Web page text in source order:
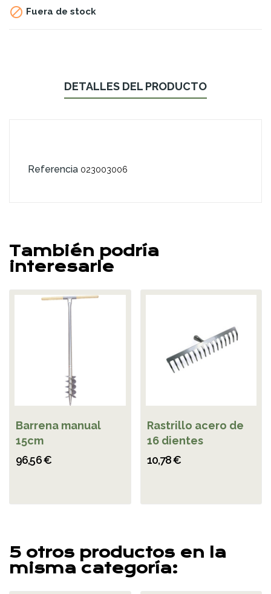
 Fuera de stock
DETALLES DEL PRODUCTO
Referencia 023003006
También podría
interesarle
Barrena manual
15cm
96,56 €
Rastrillo acero de
16 dientes
10,78 €
5 otros productos en la
misma categoría: